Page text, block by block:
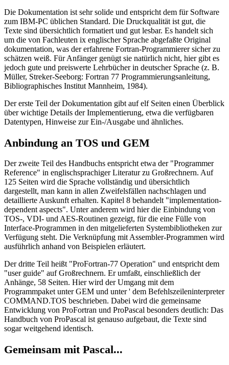
Die Dokumentation ist sehr solide und entspricht dem für Software
zum IBM-PC üblichen Standard. Die Druckqualität ist gut, die
Texte sind übersichtlich formatiert und gut lesbar. Es handelt sich
um die von Fachleuten ix englischer Sprache abgefaßte Original
dokumentation, was der erfahrene Fortran-Programmierer sicher zu
schätzen weiß. Für Anfänger genügt sie natürlich nicht, hier gibt es
jedoch gute und preiswerte Lehrbücher in deutscher Sprache (z. B.
Müller, Streker-Seeborg: Fortran 77 Programmierungsanleitung,
Bibliographisches Institut Mannheim, 1984).
Der erste Teil der Dokumentation gibt auf elf Seiten einen Überblick
über wichtige Details der Implementierung, etwa die verfügbaren
Datentypen, Hinweise zur Ein-/Ausgabe und ähnliches.
Anbindung an TOS und GEM
Der zweite Teil des Handbuchs entspricht etwa der "Programmer
Reference" in englischsprachiger Literatur zu Großrechnern. Auf
125 Seiten wird die Sprache vollständig und übersichtlich
dargestellt, man kann in allen Zweifelsfällen nachschlagen und
detaillierte Auskunft erhalten. Kapitel 8 behandelt "implementation-
dependent aspects". Unter anderem wird hier die Einbindung von
TOS-, VDI- und AES-Routinen gezeigt, für die eine Fülle von
Interface-Programmen in den mitgelieferten Systembibliotheken zur
Verfügung steht. Die Verknüpfung mit Assembler-Programmen wird
ausführlich anhand von Beispielen erläutert.
Der dritte Teil heißt "ProFortran-77 Operation" und entspricht dem
"user guide" auf Großrechnern. Er umfaßt, einschließlich der
Anhänge, 58 Seiten. Hier wird der Umgang mit dem
Programmpaket unter GEM und unter ' dem Befehlszeileninterpreter
COMMAND.TOS beschrieben. Dabei wird die gemeinsame
Entwicklung von ProFortran und ProPascal besonders deutlich: Das
Handbuch von ProPascal ist genauso aufgebaut, die Texte sind
sogar weitgehend identisch.
Gemeinsam mit Pascal...